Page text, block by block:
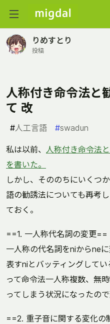
りめすとり
投稿
人称付き命令法と
て 改
#人工言語 #swadun
私は以前、 人称付き命令法
を書いた。
しかし、そののちにいくつ
語の勧誘法についても再考
ておく。
==1. 一人称代名詞の変更==
一人称の代名詞をniからne
表すniとバッティングして
って命令法一人称複数、無
ってしまう状況になったの
==2. 重子音に関する変化の